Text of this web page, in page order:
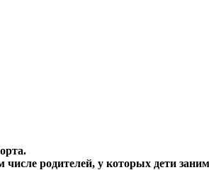
родителей, у которых дети